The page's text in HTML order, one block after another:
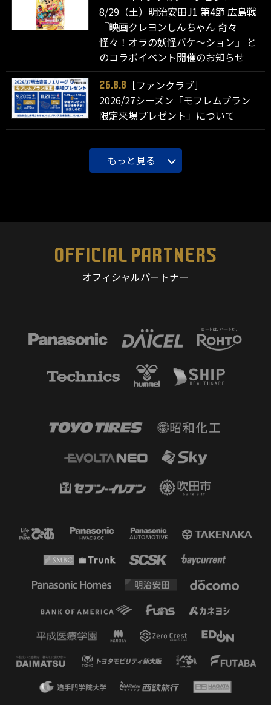
8/29（土）明治安田J1 第4節 広島戦
『映画クレヨンしんちゃん 奇々
怪々！オラの妖怪バケ～ション』 と
のコラボイベント開催のお知らせ
26.8.8
［ファンクラブ］
2026/27シーズン「モフレムプラン
限定来場プレゼント」について
もっと見る
OFFICIAL PARTNERS
オフィシャルパートナー